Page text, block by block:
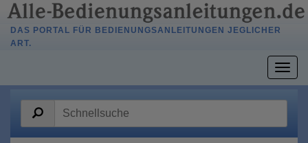
DAS PORTAL FÜR BEDIENUNGSANLEITUNGEN JEGLICHER
ART.